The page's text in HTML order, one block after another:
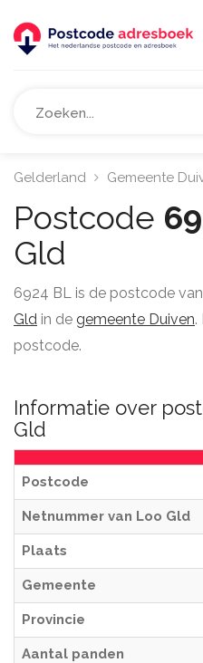
Gelderland Gemeente
Postcode
Gld
6924 BL is de postcode
Gld in de gemeente Duiven.
postcode.
Informatie over
Gld
Postcode
Netnummer van Loo Gld
Plaats
Gemeente
Provincie
Aantal panden